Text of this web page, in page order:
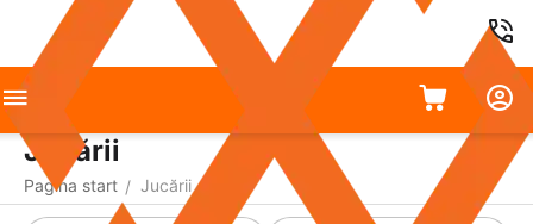
Jucării
Pagina start / Jucării